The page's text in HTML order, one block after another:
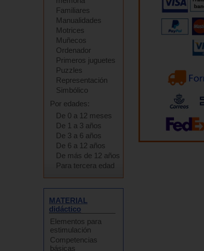
Familiares
Manualidades
Motrices
Muñecos
Ordenador
Primeros juguetes
Puzzles
Representación
Simbólico
Por edades:
De 0 a 12 meses
De 1 a 3 años
De 3 a 6 años
De 6 a 12 años
De más de 12 años
Para tercera edad
MATERIAL
didáctico
Elementos para
estimulación
Competencias
básicas